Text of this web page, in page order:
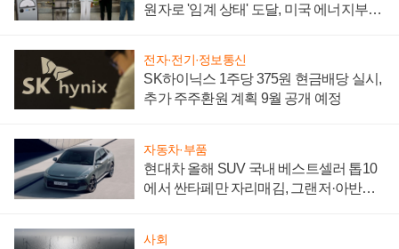
원자로 '임계 상태' 도달, 미국 에너지부
전자·전기·정보통신
SK하이닉스 1주당 375원 현금배당 실시,
추가 주주환원 계획 9월 공개 예정
자동차·부품
현대차 올해 SUV 국내 베스트셀러 톱10
에서 싼타페만 자리매김, 그랜저·아반떼
사회